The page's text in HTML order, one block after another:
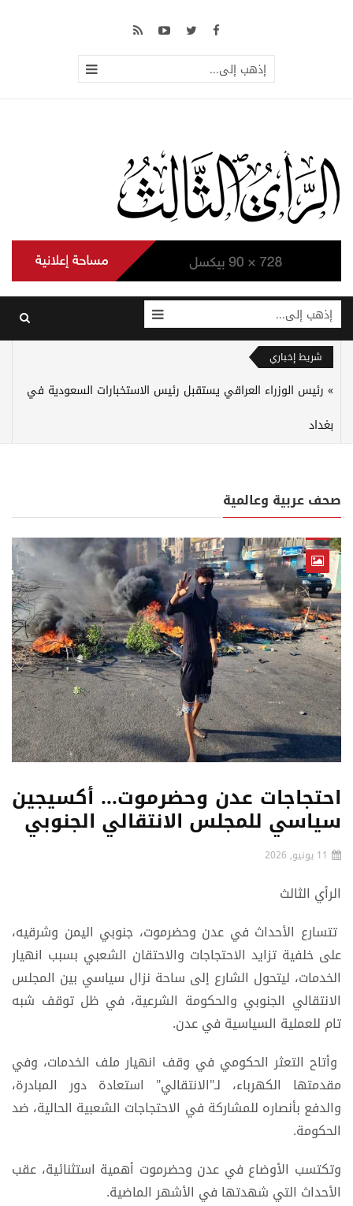
إذهب إلى...
إذهب إلى...
شريط إخباري
رئيس الوزراء العراقي يستقبل رئيس الاستخبارات السعودية في
بغداد
صحف عربية وعالمية
احتجاجات عدن وحضرموت... أكسيجين
سياسي للمجلس الانتقالي الجنوبي
11 يونيو, 2026
الرأي الثالث
تتسارع الأحداث في عدن وحضرموت، جنوبي اليمن وشرقيه،
على خلفية تزايد الاحتجاجات والاحتقان الشعبي بسبب انهيار
الخدمات، ليتحول الشارع إلى ساحة نزال سياسي بين المجلس
الانتقالي الجنوبي والحكومة الشرعية، في ظل توقف شبه
تام للعملية السياسية في عدن.
وأتاح التعثر الحكومي في وقف انهيار ملف الخدمات، وفي
مقدمتها الكهرباء، لـ"الانتقالي" استعادة دور المبادرة،
والدفع بأنصاره للمشاركة في الاحتجاجات الشعبية الحالية، ضد
الحكومة.
وتكتسب الأوضاع في عدن وحضرموت أهمية استثنائية، عقب
الأحداث التي شهدتها في الأشهر الماضية.